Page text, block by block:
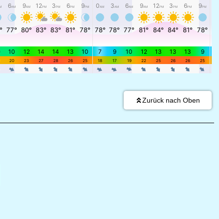
Zurück nach Oben